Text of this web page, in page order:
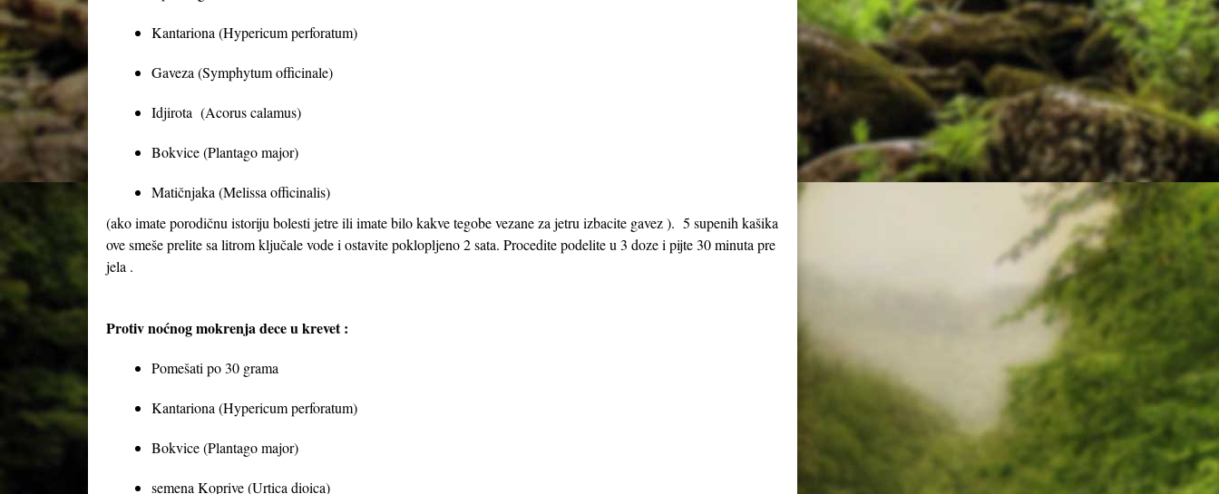
Kantariona (Hypericum perforatum)
Gaveza (Symphytum officinale)
Idjirota (Acorus calamus)
Bokvice (Plantago major)
Matičnjaka (Melissa officinalis)
(ako imate porodičnu istoriju bolesti jetre ili imate bilo kakve tegobe vezane za jetru izbacite gavez ). 5 supenih kašika
ove smeše prelite sa litrom ključale vode i ostavite poklopljeno 2 sata. Procedite podelite u 3 doze i pijte 30 minuta pre
jela .
Protiv noćnog mokrenja dece u krevet :
Pomešati po 30 grama
Kantariona (Hypericum perforatum)
Bokvice (Plantago major)
semena Koprive (Urtica dioica)